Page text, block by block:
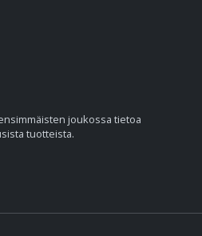
joukossa tietoa
tuotteista.